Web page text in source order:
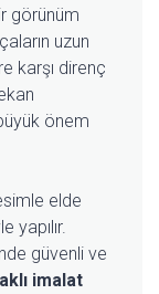
görünüm
uzun
karşı direnç
önem
elde
yapılır.
güvenli ve
imalat